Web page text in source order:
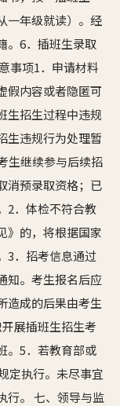
一年级就读）。经
。6．插班生录取
事项1．申请材料
假内容或者隐匿可
生招生过程中违规
生违规行为处理暂
生继续参与后续招
消预录取资格；已
2．体检不符合教
》的，将根据国家
3．招考信息通过
知。考生报名后应
造成的后果由考生
展插班生招生考
。5．若教育部或
定执行。未尽事宜
行。 七、领导与监